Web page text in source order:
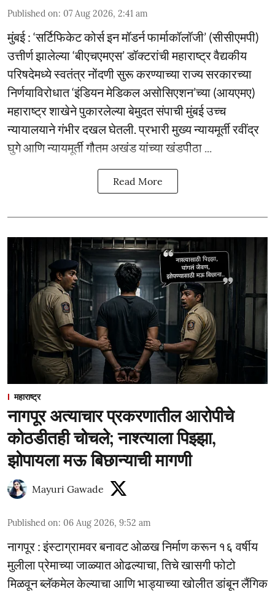
Published on: 07 Aug 2026, 2:41 am
मुंबई : ‘सर्टिफिकेट कोर्स इन मॉडर्न फार्माकॉलॉजी’ (सीसीएमपी)
उत्तीर्ण झालेल्या ‘बीएचएमएस’ डॉक्टरांची महाराष्ट्र वैद्यकीय
परिषदेमध्ये स्वतंत्र नोंदणी सुरू करण्याच्या राज्य सरकारच्या
निर्णयाविरोधात ‘इंडियन मेडिकल असोसिएशन’च्या (आयएमए)
महाराष्ट्र शाखेने पुकारलेल्या बेमुदत संपाची मुंबई उच्च
न्यायालयाने गंभीर दखल घेतली. प्रभारी मुख्य न्यायमूर्ती रवींद्र
घुगे आणि न्यायमूर्ती गौतम अखंड यांच्या खंडपीठा ...
Read More
महाराष्ट्र
नागपूर अत्याचार प्रकरणातील आरोपीचे
कोठडीतही चोचले; नाश्त्याला पिझ्झा,
झोपायला मऊ बिछान्याची मागणी
Mayuri Gawade
Published on: 06 Aug 2026, 9:52 am
नागपूर : इंस्टाग्रामवर बनावट ओळख निर्माण करून १६ वर्षीय
मुलीला प्रेमाच्या जाळ्यात ओढल्याचा, तिचे खासगी फोटो
मिळवून ब्लॅकमेल केल्याचा आणि भाड्याच्या खोलीत डांबून लैंगिक